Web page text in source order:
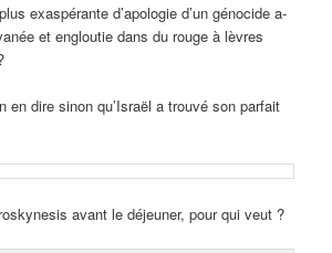
exaspérante d’apologie d’un génocide a-
et engloutie dans du rouge à lèvres
en dire sinon qu’Israël a trouvé son parfait
avant le déjeuner, pour qui veut ?